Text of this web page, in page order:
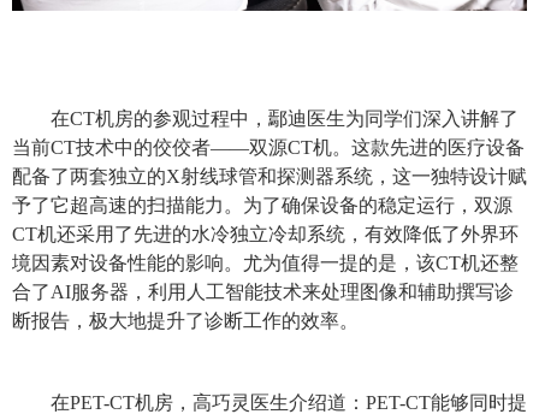
在CT机房的参观过程中，鄢迪医生为同学们深入讲解了
当前CT技术中的佼佼者——双源CT机。这款先进的医疗设备
配备了两套独立的X射线球管和探测器系统，这一独特设计赋
予了它超高速的扫描能力。为了确保设备的稳定运行，双源
CT机还采用了先进的水冷独立冷却系统，有效降低了外界环
境因素对设备性能的影响。尤为值得一提的是，该CT机还整
合了AI服务器，利用人工智能技术来处理图像和辅助撰写诊
断报告，极大地提升了诊断工作的效率。
在PET-CT机房，高巧灵医生介绍道： PET-CT能够同时提